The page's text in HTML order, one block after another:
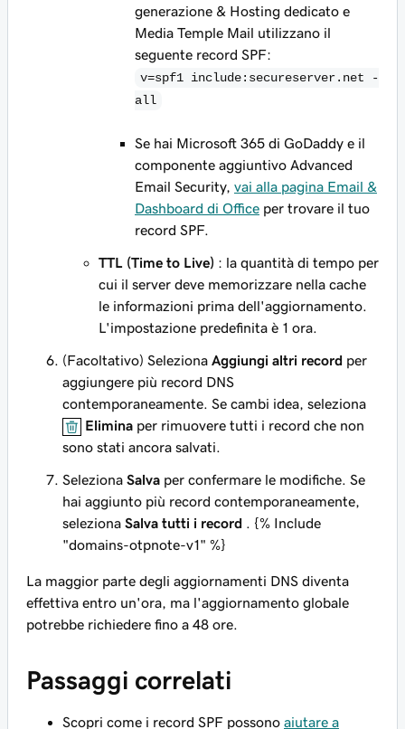
generazione & Hosting dedicato e
Media Temple Mail utilizzano il
seguente record SPF:
v=spf1 include:secureserver.net -
all
Se hai Microsoft 365 di GoDaddy e il
componente aggiuntivo Advanced
Email Security, vai alla pagina Email &
Dashboard di Office per trovare il tuo
record SPF.
TTL (Time to Live) : la quantità di tempo per
cui il server deve memorizzare nella cache
le informazioni prima dell'aggiornamento.
L'impostazione predefinita è 1 ora.
(Facoltativo) Seleziona Aggiungi altri record per
aggiungere più record DNS
contemporaneamente. Se cambi idea, seleziona
Elimina per rimuovere tutti i record che non
sono stati ancora salvati.
Seleziona Salva per confermare le modifiche. Se
hai aggiunto più record contemporaneamente,
seleziona Salva tutti i record . {% Include
"domains-otpnote-v1" %}
La maggior parte degli aggiornamenti DNS diventa
effettiva entro un'ora, ma l'aggiornamento globale
potrebbe richiedere fino a 48 ore.
Passaggi correlati
Scopri come i record SPF possono aiutare a